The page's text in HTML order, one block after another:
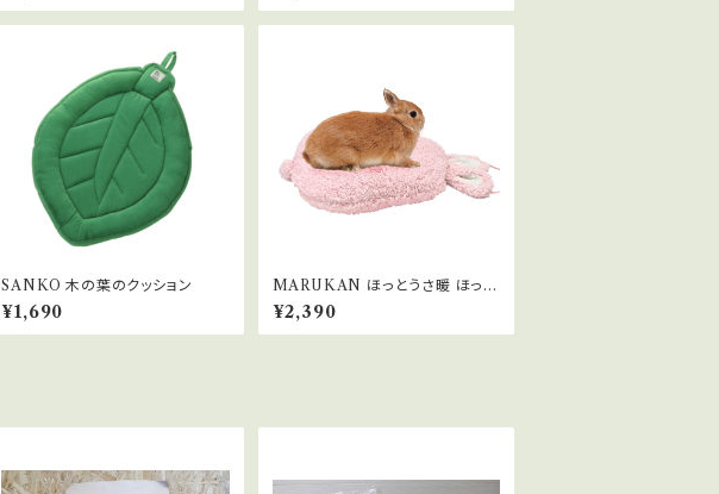
SANKO 木の葉のクッション
¥1,690
MARUKAN ほっとうさ暖 ほっこ
りマット
¥2,390